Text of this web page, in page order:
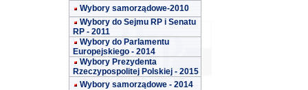
Wybory samorządowe-2010
Wybory do Sejmu RP i Senatu
RP - 2011
Wybory do Parlamentu
Europejskiego - 2014
Wybory Prezydenta
Rzeczypospolitej Polskiej - 2015
Wybory samorządowe - 2014